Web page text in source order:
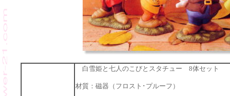
白雪姫と七人のこびとスタチュー 8体セット
材質：磁器（フロスト･プルーフ）